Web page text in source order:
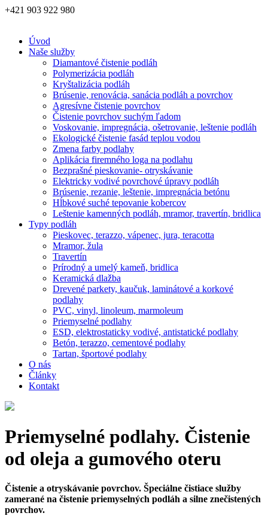
+421 903 922 980
Úvod
Naše služby
Diamantové čistenie podláh
Polymerizácia podláh
Kryštalizácia podláh
Brúsenie, renovácia, sanácia podláh a povrchov
Agresívne čistenie povrchov
Čistenie povrchov suchým ľadom
Voskovanie, impregnácia, ošetrovanie, leštenie podláh
Ekologické čistenie fasád teplou vodou
Zmena farby podlahy
Aplikácia firemného loga na podlahu
Bezprašné pieskovanie- otryskávanie
Elektricky vodivé povrchové úpravy podláh
Brúsenie, rezanie, leštenie, impregnácia betónu
Hĺbkové suché tepovanie kobercov
Leštenie kamenných podláh, mramor, travertín, bridlica
Typy podláh
Pieskovec, terazzo, vápenec, jura, teracotta
Mramor, žula
Travertín
Prírodný a umelý kameň, bridlica
Keramická dlažba
Drevené parkety, kaučuk, laminátové a korkové
podlahy
PVC, vinyl, linoleum, marmoleum
Priemyselné podlahy
ESD, elektrostaticky vodivé, antistatické podlahy
Betón, terazzo, cementové podlahy
Tartan, športové podlahy
O nás
Články
Kontakt
Priemyselné podlahy. Čistenie
od oleja a gumového oteru
Čistenie a otryskávanie povrchov. Špeciálne čistiace služby
zamerané na čistenie priemyselných podláh a silne znečistených
povrchov.